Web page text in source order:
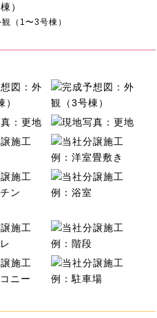
（1〜3号棟）